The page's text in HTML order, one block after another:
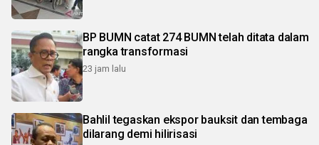
BP BUMN catat 274 BUMN telah ditata dalam
rangka transformasi
23 jam lalu
Bahlil tegaskan ekspor bauksit dan tembaga
dilarang demi hilirisasi